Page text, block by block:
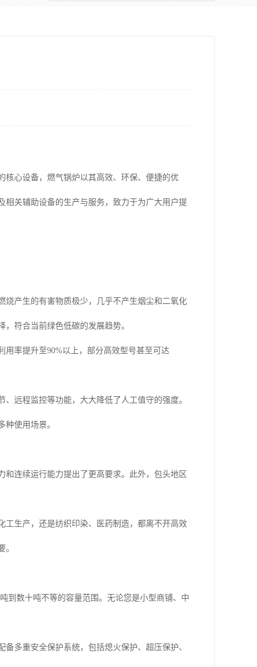
核心设备，燃气锅炉以其高效、环保、便捷的优
相关辅助设备的生产与服务，致力于为广大用户提
烧产生的有害物质极少，几乎不产生烟尘和二氧化
符合当前绿色低碳的发展趋势。
率提升至90%以上，部分高效型号甚至可达
远程监控等功能，大大降低了人工值守的强度。
使用场景。
连续运行能力提出了更高要求。此外，包头地区
工生产，还是纺织印染、医药制造，都离不开高效
。
到数十吨不等的容量范围。无论您是小型商铺、中
多重安全保护系统，包括熄火保护、超压保护、